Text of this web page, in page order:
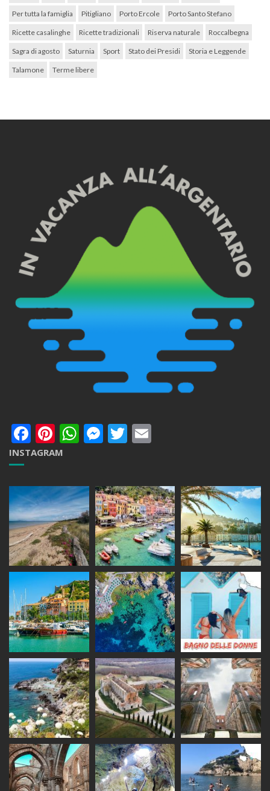
Per tutta la famiglia Pitigliano Porto Ercole Porto Santo Stefano
Ricette casalinghe Ricette tradizionali Riserva naturale Roccalbegna
Sagra di agosto Saturnia Sport Stato dei Presidi Storia e Leggende
Talamone Terme libere
Facebook
Pinterest
WhatsApp
Messenger
Twitter
INSTAGRAM